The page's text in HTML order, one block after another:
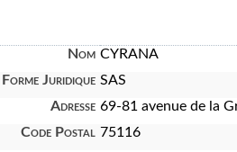
Nom CYRANA
Forme Juridique SAS
Adresse 69-81 avenue de la
Code Postal 75116